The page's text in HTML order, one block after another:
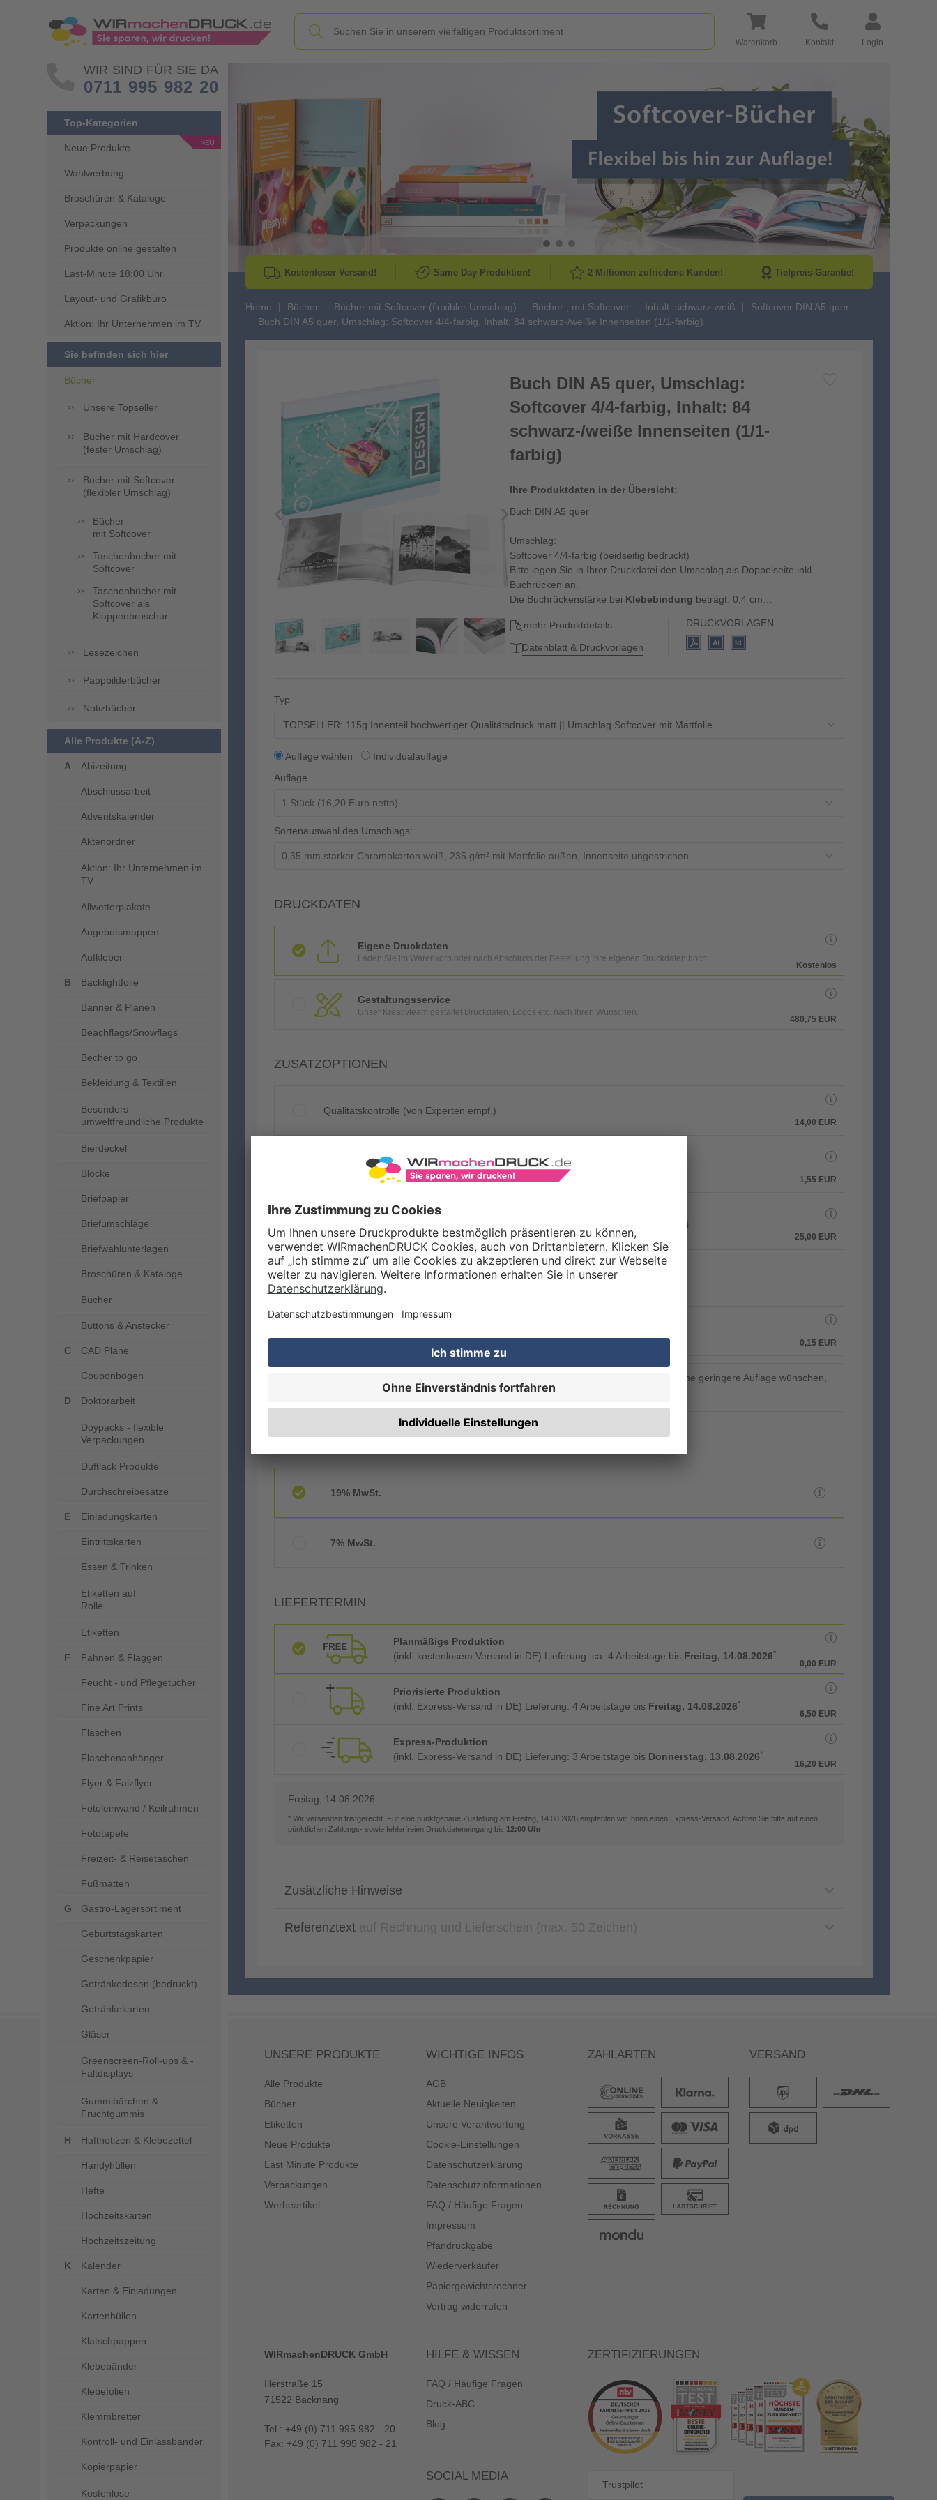
Warenkorb Kontakt Login
WIR SIND FÜR SIE DA
0711 995 982 20
Top-Kategorien
Neue Produkte
Wahlwerbung
Broschüren & Kataloge
Verpackungen
Produkte online gestalten
Last-Minute 18:00 Uhr
Layout- und Grafikbüro
Aktion: Ihr Unternehmen im TV
Sie befinden sich hier
Bücher
Unsere Topseller
Bücher mit Hardcover
(fester Umschlag)
Bücher mit Softcover
(flexibler Umschlag)
Bücher
mit Softcover
Taschenbücher mit
Softcover
Taschenbücher mit
Softcover als
Klappenbroschur
Lesezeichen
Pappbilderbücher
Notizbücher
Alle Produkte (A-Z)
Abizeitung
Abschlussarbeit
Adventskalender
Aktenordner
Aktion: Ihr Unternehmen im
TV
Allwetterplakate
Angebotsmappen
Aufkleber
Backlightfolie
Banner & Planen
Beachflags/Snowflags
Becher to go
Bekleidung & Textilien
Besonders
umweltfreundliche Produkte
Bierdeckel
Blöcke
Briefpapier
Briefumschläge
Briefwahlunterlagen
Broschüren & Kataloge
Bücher
Buttons & Anstecker
CAD Pläne
Couponbögen
Doktorarbeit
Doypacks - flexible
Verpackungen
Duftlack Produkte
Durchschreibesätze
Einladungskarten
Eintrittskarten
Essen & Trinken
Etiketten auf
Rolle
Etiketten
Fahnen & Flaggen
Feucht - und Pflegetücher
Fine Art Prints
Flaschen
Flaschenanhänger
Flyer & Falzflyer
Fotoleinwand / Keilrahmen
Fototapete
Freizeit- & Reisetaschen
Fußmatten
Gastro-Lagersortiment
Geburtstagskarten
Geschenkpapier
Getränkedosen (bedruckt)
Getränkekarten
Gläser
Greenscreen-Roll-ups & -
Faltdisplays
Gummibärchen &
Fruchtgummis
Haftnotizen & Klebezettel
Handyhüllen
Hefte
Hochzeitskarten
Hochzeitszeitung
Kalender
Karten & Einladungen
Kartenhüllen
Klatschpappen
Klebebänder
Klebefolien
Klemmbretter
Kontroll- und Einlassbänder
Kopierpapier
Kostenlose
Go to Previous Slide Go to Next
Kostenloser Versand! Same Day Produktion! 2 Millionen zufriedene Kunden! Tiefpreis-Garantie!
Home Bücher Bücher mit Softcover (flexibler Umschlag) Bücher , mit Softcover Inhalt: schwarz-weiß
Softcover DIN A5 quer
Buch DIN A5 quer, Umschlag: Softcover 4/4-farbig, Inhalt: 84 schwarz-/weiße Innenseiten (1/1-farbig)
Buch DIN A5 quer, Umschlag:
Softcover 4/4-farbig, Inhalt: 84
schwarz-/weiße Innenseiten (1/1-
farbig)
Ihre Produktdaten in der Übersicht:
Buch DIN A5 quer
Umschlag:
Softcover 4/4-farbig (beidseitig bedruckt)
Bitte legen Sie in Ihrer Druckdatei den Umschlag als Doppelseite inkl.
Buchrücken an.
Die Buchrückenstärke bei Klebebindung beträgt: 0,4 cm
(42,6 cm + 0,4 cm für Buchrück...
mehr Produktdetails
Datenblatt & Druckvorlagen
DRUCKVORLAGEN
Typ
TOPSELLER: 115g Innenteil hochwertiger Qualitätsdruck matt || Umschlag Softcover mit Mattfolie
Auflage wählen
Individualauflage
Auflage
Sortenauswahl des Umschlags:
DRUCKDATEN
Eigene Druckdaten
Laden Sie im Warenkorb oder nach Abschluss der Bestellung Ihre eigenen Druckdaten hoch.
Kostenlos
Gestaltungsservice
Unser Kreativteam gestaltet Druckdaten, Logos etc. nach Ihren Wünschen.
480,75 EUR
ZUSATZOPTIONEN
Qualitätskontrolle (von Experten empf.)
14,00 EUR
Rechnung zusätzlich per Post
1,55 EUR
Konvertierung Ihrer Daten (Word, Illustrator oder InDesign) in eine PDF-Druckdatei
25,00 EUR
VERARBEITUNG & VEREDELUNG
0,15 EUR
Unsere hochwertige Fadenheftung ist ab einer Auflage von 5 Stk. erhältlich. Sollten Sie eine geringere Auflage wünschen,
freuen wir uns über IhreSonderanfrage.
19% MwSt.
7% MwSt.
LIEFERTERMIN
Planmäßige Produktion
(inkl. kostenlosem Versand in DE) Lieferung: ca. 4 Arbeitstage bis Freitag, 14.08.2026*
0,00 EUR
Priorisierte Produktion
(inkl. Express-Versand in DE) Lieferung: 4 Arbeitstage bis Freitag, 14.08.2026*
6,50 EUR
Express-Produktion
(inkl. Express-Versand in DE) Lieferung: 3 Arbeitstage bis Donnerstag, 13.08.2026*
16,20 EUR
Freitag, 14.08.2026
* Wir versenden fristgerecht. Für eine punktgenaue Zustellung am Freitag, 14.08.2026 empfehlen wir Ihnen einen Express-Versand. Achten Sie bitte auf einen
pünktlichen Zahlungs- sowie fehlerfreien Druckdateneingang bis 12:00 Uhr
Zusätzliche Hinweise
Referenztext
UNSERE PRODUKTE
Alle Produkte
Bücher
Etiketten
Neue Produkte
Last Minute Produkte
Verpackungen
Werbeartikel
WICHTIGE INFOS
AGB
Aktuelle Neuigkeiten
Unsere Verantwortung
Cookie-Einstellungen
Datenschutzerklärung
Datenschutzinformationen
FAQ / Häufige Fragen
Impressum
Pfandrückgabe
Wiederverkäufer
Papiergewichtsrechner
Vertrag widerrufen
ZAHLARTEN VERSAND
WIRmachenDRUCK GmbH
Illerstraße 15
71522 Backnang
Tel.: +49 (0) 711 995 982 - 20
Fax: +49 (0) 711 995 982 - 21
HILFE & WISSEN
FAQ / Häufige Fragen
Druck-ABC
Blog
SOCIAL MEDIA
ZERTIFIZIERUNGEN
Trustpilot